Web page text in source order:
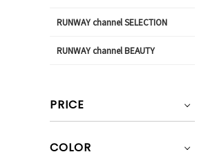
RUNWAY channel SELECTION
RUNWAY channel BEAUTY
PRICE
COLOR